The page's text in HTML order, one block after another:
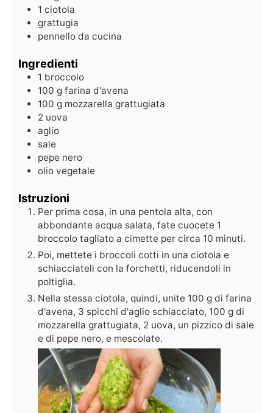
1 ciotola
grattugia
pennello da cucina
Ingredienti
1 broccolo
100 g farina d'avena
100 g mozzarella grattugiata
2 uova
aglio
sale
pepe nero
olio vegetale
Istruzioni
Per prima cosa, in una pentola alta, con
abbondante acqua salata, fate cuocete 1
broccolo tagliato a cimette per circa 10 minuti.
Poi, mettete i broccoli cotti in una ciotola e
schiacciateli con la forchetti, riducendoli in
poltiglia.
Nella stessa ciotola, quindi, unite 100 g di farina
d'avena, 3 spicchi d'aglio schiacciato, 100 g di
mozzarella grattugiata, 2 uova, un pizzico di sale
e di pepe nero, e mescolate.